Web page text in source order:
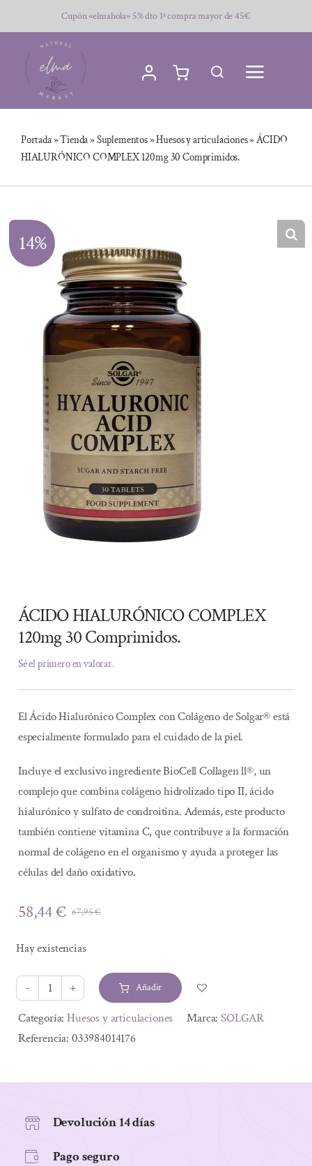
al
contenido
Cupón «elmahola» 5% dto 1ª compra mayor de 45€
Portada»Tienda»Suplementos»Huesos y articulaciones»ÁCIDO
HIALURÓNICO COMPLEX 120mg 30 Comprimidos.
14%
ÁCIDO HIALURÓNICO COMPLEX
120mg 30 Comprimidos.
Sé el primero en valorar.
El Ácido Hialurónico Complex con Colágeno de Solgar® está
especialmente formulado para el cuidado de la piel.
Incluye el exclusivo ingrediente BioCell Collagen ll®, un
complejo que combina colágeno hidrolizado tipo II, ácido
hialurónico y sulfato de condroitina. Además, este producto
también contiene vitamina C, que contribuye a la formación
normal de colágeno en el organismo y ayuda a proteger las
células del daño oxidativo.
67,95€El
era:
67,95 €.
58,44€
El
es:
58,44 €.
Hay existencias
ÁCIDO
HIALURÓNICO
COMPLEX
cantidad
Añadir
Alternative:
Categoría:Huesos y articulaciones Marca:SOLGAR
Referencia: 033984014176
Devolución 14 días
Pago seguro